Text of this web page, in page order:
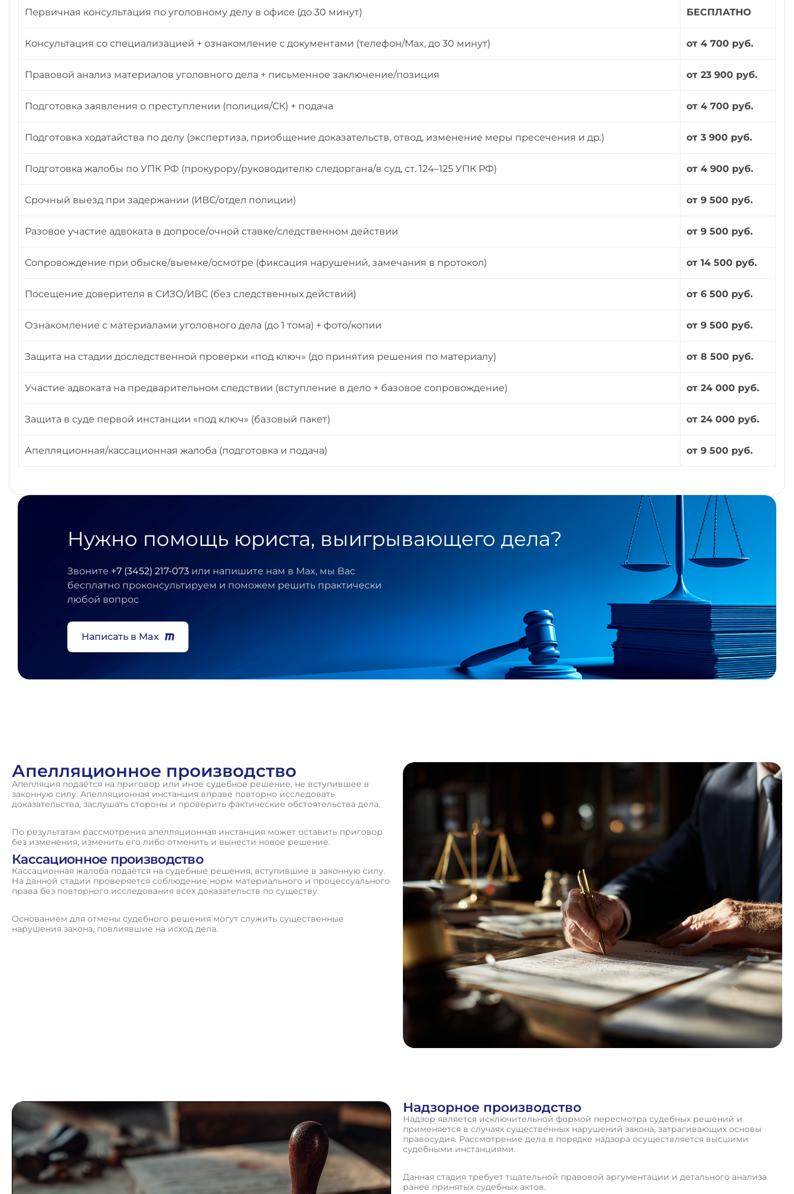
Первичная консультация по уголовному делу в офисе (до 30 минут) БЕСПЛАТНО
Консультация со специализацией + ознакомление с документами (телефон/Max, до 30 минут) от 4 700 руб.
Правовой анализ материалов уголовного дела + письменное заключение/позиция от 23 900 руб.
Подготовка заявления о преступлении (полиция/СК) + подача от 4 700 руб.
Подготовка ходатайства по делу (экспертиза, приобщение доказательств, отвод, изменение меры пресечения и др.) от 3 900 руб.
Подготовка жалобы по УПК РФ (прокурору/руководителю следоргана/в суд, ст. 124–125 УПК РФ) от 4 900 руб.
Срочный выезд при задержании (ИВС/отдел полиции) от 9 500 руб.
Разовое участие адвоката в допросе/очной ставке/следственном действии от 9 500 руб.
Сопровождение при обыске/выемке/осмотре (фиксация нарушений, замечания в протокол) от 14 500 руб.
Посещение доверителя в СИЗО/ИВС (без следственных действий) от 6 500 руб.
Ознакомление с материалами уголовного дела (до 1 тома) + фото/копии от 9 500 руб.
Защита на стадии доследственной проверки «под ключ» (до принятия решения по материалу) от 8 500 руб.
Участие адвоката на предварительном следствии (вступление в дело + базовое сопровождение) от 24 000 руб.
Защита в суде первой инстанции «под ключ» (базовый пакет) от 24 000 руб.
Апелляционная/кассационная жалоба (подготовка и подача) от 9 500 руб.
Нужно помощь юриста, выигрывающего дела?
Звоните +7 (3452) 217-073 или напишите нам в Max, мы Вас
бесплатно проконсультируем и поможем решить практически
любой вопрос
Написать в Max
Апелляционное производство
Апелляция подаётся на приговор или иное судебное решение, не вступившее в
законную силу. Апелляционная инстанция вправе повторно исследовать
доказательства, заслушать стороны и проверить фактические обстоятельства дела.
По результатам рассмотрения апелляционная инстанция может оставить приговор
без изменения, изменить его либо отменить и вынести новое решение.
Кассационное производство
Кассационная жалоба подаётся на судебные решения, вступившие в законную силу.
На данной стадии проверяется соблюдение норм материального и процессуального
права без повторного исследования всех доказательств по существу.
Основанием для отмены судебного решения могут служить существенные
нарушения закона, повлиявшие на исход дела.
Надзорное производство
Надзор является исключительной формой пересмотра судебных решений и
применяется в случаях существенных нарушений закона, затрагивающих основы
правосудия. Рассмотрение дела в порядке надзора осуществляется высшими
судебными инстанциями.
Данная стадия требует тщательной правовой аргументации и детального анализа
ранее принятых судебных актов.